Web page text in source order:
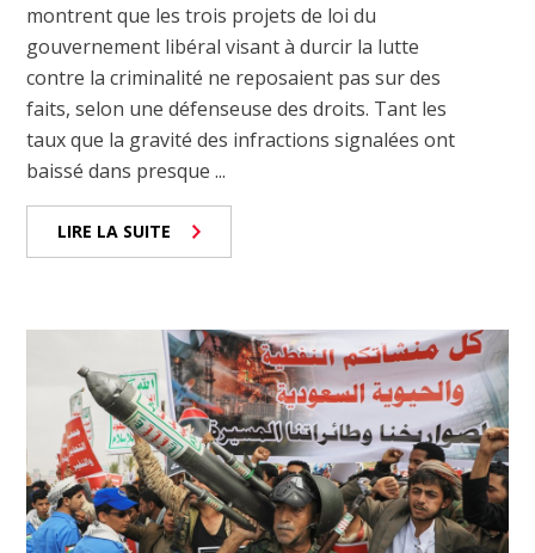
montrent que les trois projets de loi du
gouvernement libéral visant à durcir la lutte
contre la criminalité ne reposaient pas sur des
faits, selon une défenseuse des droits. Tant les
taux que la gravité des infractions signalées ont
baissé dans presque ...
LIRE LA SUITE